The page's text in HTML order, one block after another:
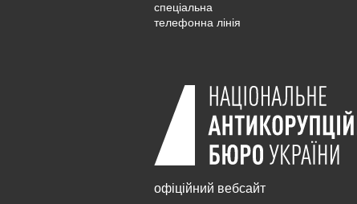
cпеціальна
телефонна лінія
офіційний вебсайт